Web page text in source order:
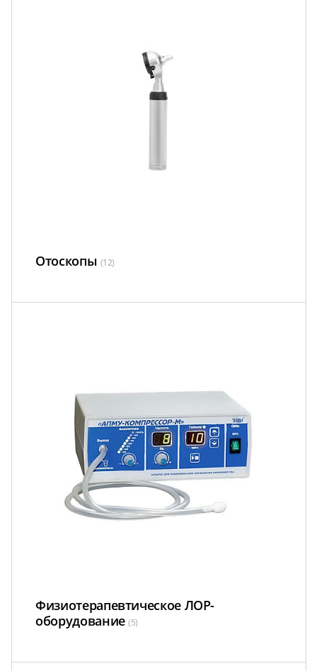
Отоскопы (12)
Физиотерапевтическое ЛОР-
оборудование (5)